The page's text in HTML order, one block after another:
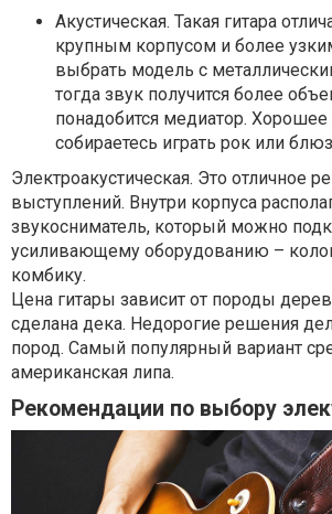
Акустическая. Такая гитара
крупным корпусом и более
выбрать модель с
тогда звук получится более
понадобится медиатор.
собираетесь играть рок или
Электроакустическая. Это отличное
выступлений. Внутри корпуса
звукосниматель, который можно
усиливающему оборудованию –
комбику.
Цена гитары зависит от породы
сделана дека. Недорогие решения
пород. Самый популярный вариант
американская липа.
Рекомендации по выбору